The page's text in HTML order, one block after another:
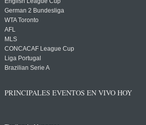
German 2 Bundesliga
WTA Toronto
AFL
MLS
CONCACAF League Cup
Liga Portugal
Brazilian Serie A
PRINCIPALES EVENTOS EN VIVO HOY